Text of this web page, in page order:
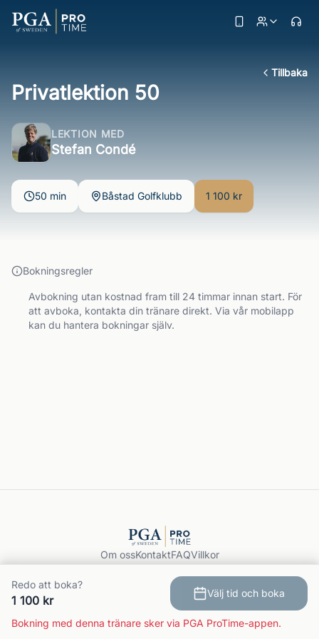
Tillbaka
Privatlektion 50
LEKTION MED
Stefan Condé
50 min Båstad Golfklubb 1 100 kr
Bokningsregler
Avbokning utan kostnad fram till 24 timmar innan start. För
att avboka, kontakta din tränare direkt. Via vår mobilapp
kan du hantera bokningar själv.
Redo att boka?
1 100 kr
Välj tid och boka
Bokning med denna tränare sker via PGA ProTime-appen.
Om ossKontaktFAQVillkor
GDPR
© 2026 PGA ProTime.